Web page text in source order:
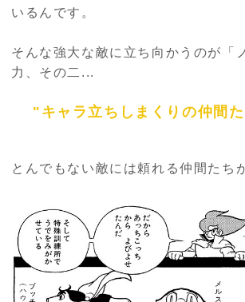
いるんです。
そんな強大な敵に立ち向かうのが「
力、その二...
"キャラ立ちしまくりの仲間
とんでもない敵には頼れる仲間たち